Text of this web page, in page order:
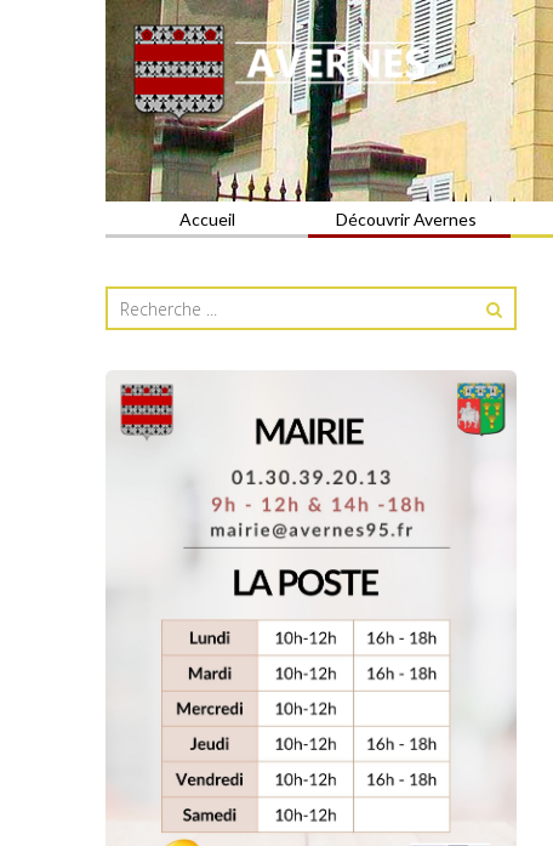
AVERNES
Commune du Val d'Oise
Accueil Découvrir Avernes